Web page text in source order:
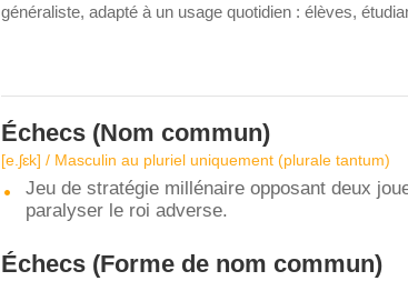
généraliste, adapté à un usage quotidien : élèves,
Échecs (Nom commun)
[e.ʃɛk] / Masculin au pluriel uniquement (plurale tantum)
Jeu de stratégie millénaire opposant deux
paralyser le roi adverse.
Échecs (Forme de nom commun)